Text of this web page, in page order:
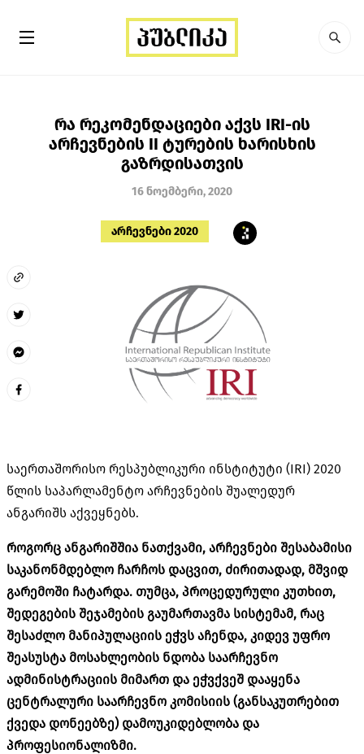
რა რეკომენდაციები აქვს IRI-ის
არჩევნების II ტურების ხარისხის
გაზრდისათვის
16 ნოემბერი, 2020
არჩევნები 2020
საერთაშორისო რესპუბლიკური ინსტიტუტი (IRI) 2020
წლის საპარლამენტო არჩევნების შუალედურ
ანგარიშს აქვეყნებს.
როგორც ანგარიშშია ნათქვამი, არჩევნები შესაბამისი
საკანონმდებლო ჩარჩოს დაცვით, ძირითადად, მშვიდ
გარემოში ჩატარდა. თუმცა, პროცედურული კუთხით,
შედეგების შეჯამების გაუმართავმა სისტემამ, რაც
შესაძლო მანიპულაციის ეჭვს აჩენდა, კიდევ უფრო
შეასუსტა მოსახლეობის ნდობა საარჩევნო
ადმინისტრაციის მიმართ და ეჭვქვეშ დააყენა
ცენტრალური საარჩევნო კომისიის (განსაკუთრებით
ქვედა დონეებზე) დამოუკიდებლობა და
პროფესიონალიზმი.